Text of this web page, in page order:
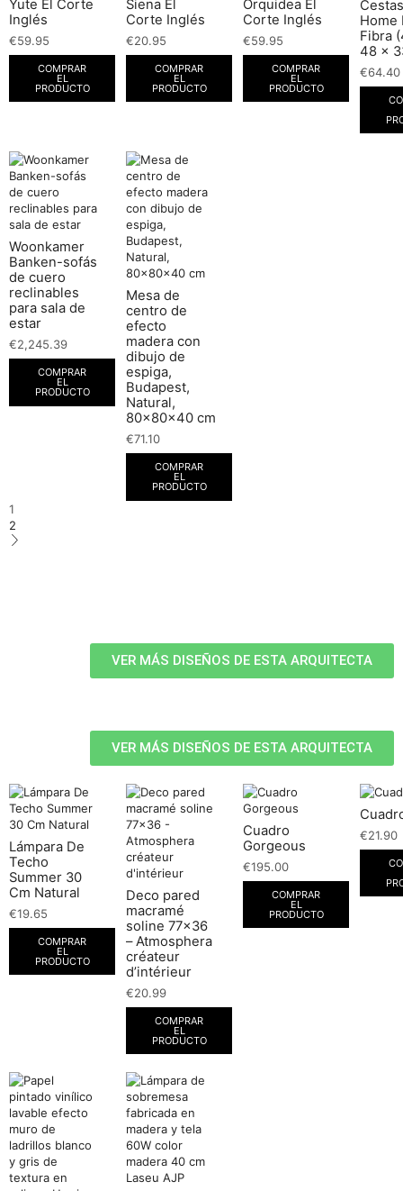
Yute El Corte
Inglés
€59.95
COMPRAR
EL
PRODUCTO
Siena El
Corte Inglés
€20.95
COMPRAR
EL
PRODUCTO
Orquidea El
Corte Inglés
€59.95
COMPRAR
EL
PRODUCTO
Home
Fibra
48 x
€64.40
Woonkamer
Banken-sofás
de cuero
reclinables
para sala de
estar
€2,245.39
COMPRAR
EL
PRODUCTO
Mesa de
centro de
efecto
madera con
dibujo de
espiga,
Budapest,
Natural,
80x80x40 cm
€71.10
COMPRAR
EL
PRODUCTO
1
2
VER MÁS DISEÑOS DE ESTA ARQUITECTA
VER MÁS DISEÑOS DE ESTA ARQUITECTA
Lámpara De
Techo
Summer 30
Cm Natural
€19.65
COMPRAR
EL
PRODUCTO
Deco pared
macramé
soline 77×36
– Atmosphera
créateur
d’intérieur
€20.99
COMPRAR
EL
PRODUCTO
Cuadro
Gorgeous
€195.00
COMPRAR
EL
PRODUCTO
€21.90